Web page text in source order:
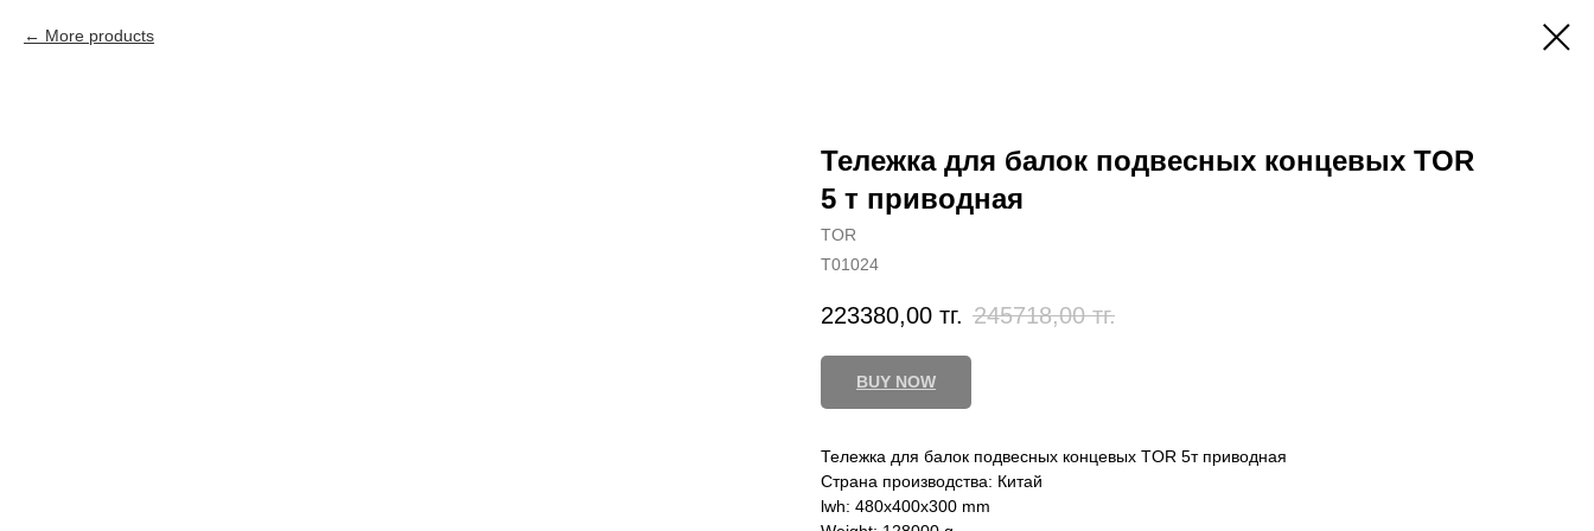
More products
Тележка для балок подвесных концевых TOR
5 т приводная
TOR
T01024
223380,00 тг. 245718,00 тг.
BUY NOW
Тележка для балок подвесных концевых TOR 5т приводная
Страна производства: Китай
lwh: 480x400x300 mm